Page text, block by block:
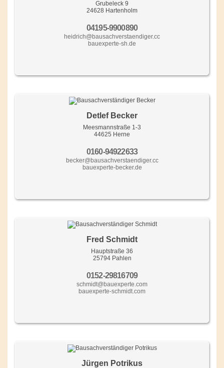
Grubeleck 9
24628 Hartenholm
04195-9900890
heidrich@bausachverstaendiger.cc
bauexperte-sh.de
Detlef Becker
Meesmannstraße 1-3
44625 Herne
0160-94922633
becker@bausachverstaendiger.cc
bauexperte-becker.de
Fred Schmidt
Hauptstraße 36
25794 Pahlen
0152-29816709
schmidt@bauexperte.com
bauexperte-schmidt.com
Jürgen Potrikus